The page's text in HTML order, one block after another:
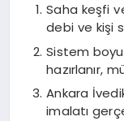
Saha keşfi
debi ve kişi
Sistem
hazırlanır,
Ankara
imalatı